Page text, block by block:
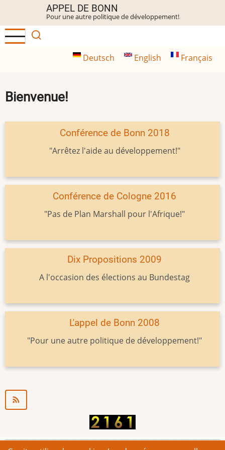
contenu
principal
APPEL DE BONN
Pour une autre politique de développement!
Deutsch English Français
Bienvenue!
Conférence de Bonn 2018
"Arrêtez l'aide au développement!"
Conférence de Cologne 2016
"Pas de Plan Marshall pour l'Afrique!"
Dix Propositions 2009
A l'occasion des élections au Bundestag
L'appel de Bonn 2008
"Pour une autre politique de développement!"